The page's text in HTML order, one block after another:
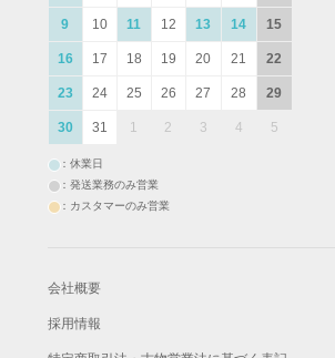
9 10 11 12 13 14 15
16 17 18 19 20 21 22
23 24 25 26 27 28 29
30 31 1 2 3 4 5
：休業日
：発送業務のみ営業
：カスタマーのみ営業
会社概要
採用情報